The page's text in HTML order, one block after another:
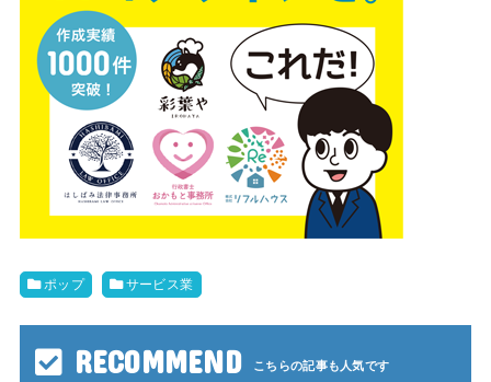
ポップ サービス業
RECOMMEND